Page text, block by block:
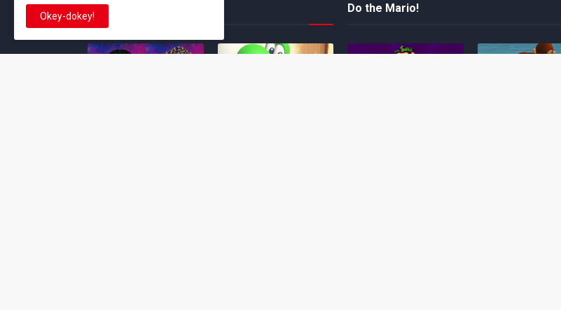
This is cinema! Do the Mario!
Okey-dokey!